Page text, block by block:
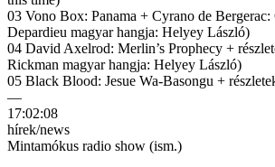
03 Vono Box: Panama + Cyrano de
Depardieu magyar hangja: Helyey László)
04 David Axelrod: Merlin’s Prophecy +
Rickman magyar hangja: Helyey László)
05 Black Blood: Jesue Wa-Basongu +
—
17:02:08
hírek/news
Mintamókus radio show (ism.)